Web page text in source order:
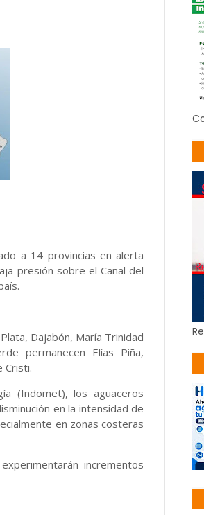
a 14 provincias en alerta
presión sobre el Canal del
Dajabón, María Trinidad
permanecen Elías Piña,
Cristi.
(Indomet), los aguaceros
en la intensidad de
en zonas costeras
incrementos